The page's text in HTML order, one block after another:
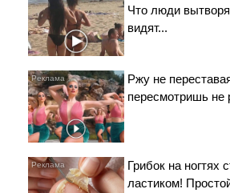
Что люди
видят...
Ржу не
пересмотришь не
Грибок на ногтях
ластиком!